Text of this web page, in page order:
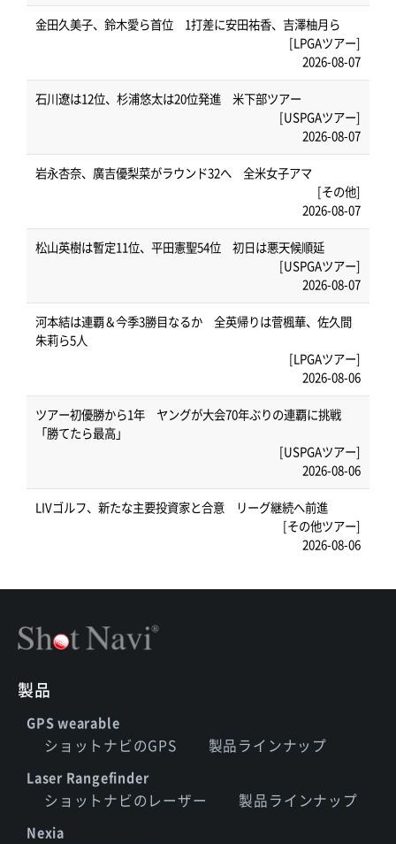
金田久美子、鈴木愛ら首位 1打差に安田祐香、吉澤柚月ら
[LPGAツアー]
2026-08-07
石川遼は12位、杉浦悠太は20位発進 米下部ツアー
[USPGAツアー]
2026-08-07
岩永杏奈、廣吉優梨菜がラウンド32へ 全米女子アマ
[その他]
2026-08-07
松山英樹は暫定11位、平田憲聖54位 初日は悪天候順延
[USPGAツアー]
2026-08-07
河本結は連覇＆今季3勝目なるか 全英帰りは菅楓華、佐久間
朱莉ら5人
[LPGAツアー]
2026-08-06
ツアー初優勝から1年 ヤングが大会70年ぶりの連覇に挑戦
「勝てたら最高」
[USPGAツアー]
2026-08-06
LIVゴルフ、新たな主要投資家と合意 リーグ継続へ前進
[その他ツアー]
2026-08-06
製品
GPS wearable
ショットナビのGPS 製品ラインナップ
Laser Rangefinder
ショットナビのレーザー 製品ラインナップ
Nexia